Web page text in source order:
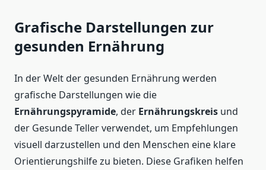
Grafische Darstellungen zur
gesunden Ernährung
In der Welt der gesunden Ernährung werden
grafische Darstellungen wie die
Ernährungspyramide, der Ernährungskreis und
der Gesunde Teller verwendet, um Empfehlungen
visuell darzustellen und den Menschen eine klare
Orientierungshilfe zu bieten. Diese Grafiken helfen